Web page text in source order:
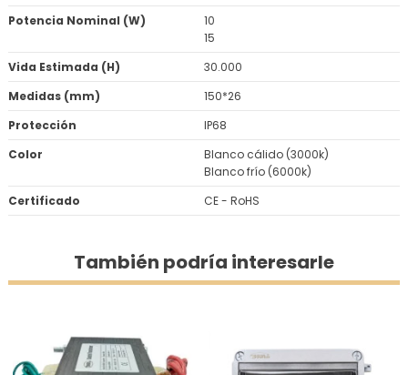
Potencia Nominal (W)
10
15
Vida Estimada (H)
30.000
Medidas (mm)
150*26
Protección
IP68
Color
Blanco cálido (3000k)
Blanco frío (6000k)
Certificado
CE - RoHS
También podría interesarle